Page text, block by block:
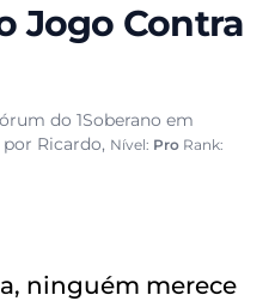
Jogo Contra
do 1Soberano em
por Ricardo, Nível: Pro Rank:
ninguém merece